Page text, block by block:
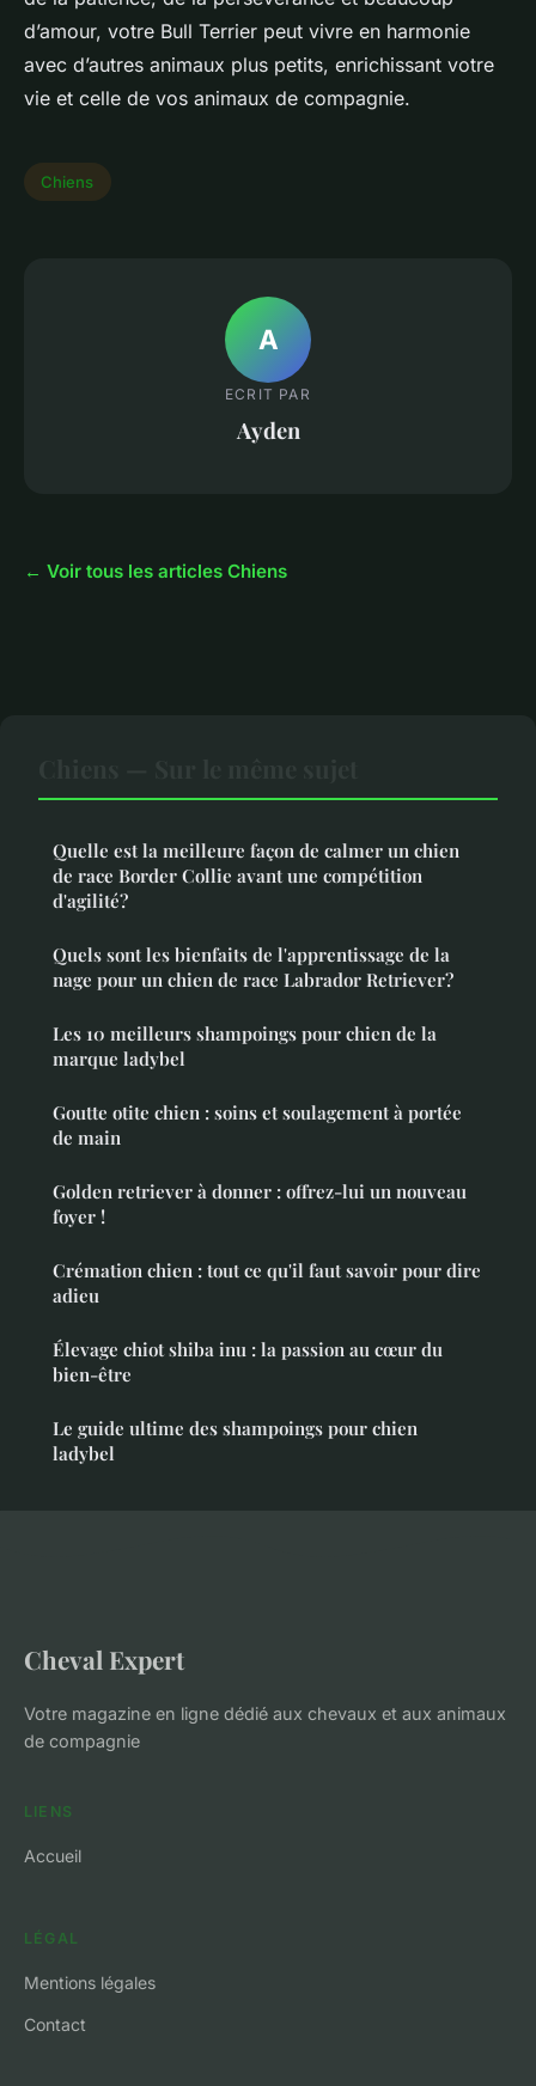
d’amour, votre Bull Terrier peut vivre en harmonie
avec d’autres animaux plus petits, enrichissant votre
vie et celle de vos animaux de compagnie.
Chiens
A
ECRIT PAR
Ayden
← Voir tous les articles Chiens
Quelle est la meilleure façon de calmer un chien
de race Border Collie avant une compétition
d'agilité?
Quels sont les bienfaits de l'apprentissage de la
nage pour un chien de race Labrador Retriever?
Les 10 meilleurs shampoings pour chien de la
marque ladybel
Goutte otite chien : soins et soulagement à portée
de main
Golden retriever à donner : offrez-lui un nouveau
foyer !
Crémation chien : tout ce qu'il faut savoir pour dire
adieu
Élevage chiot shiba inu : la passion au cœur du
bien-être
Le guide ultime des shampoings pour chien
ladybel
Cheval Expert
Votre magazine en ligne dédié aux chevaux et aux animaux
de compagnie
LIENS
Accueil
LÉGAL
Mentions légales
Contact